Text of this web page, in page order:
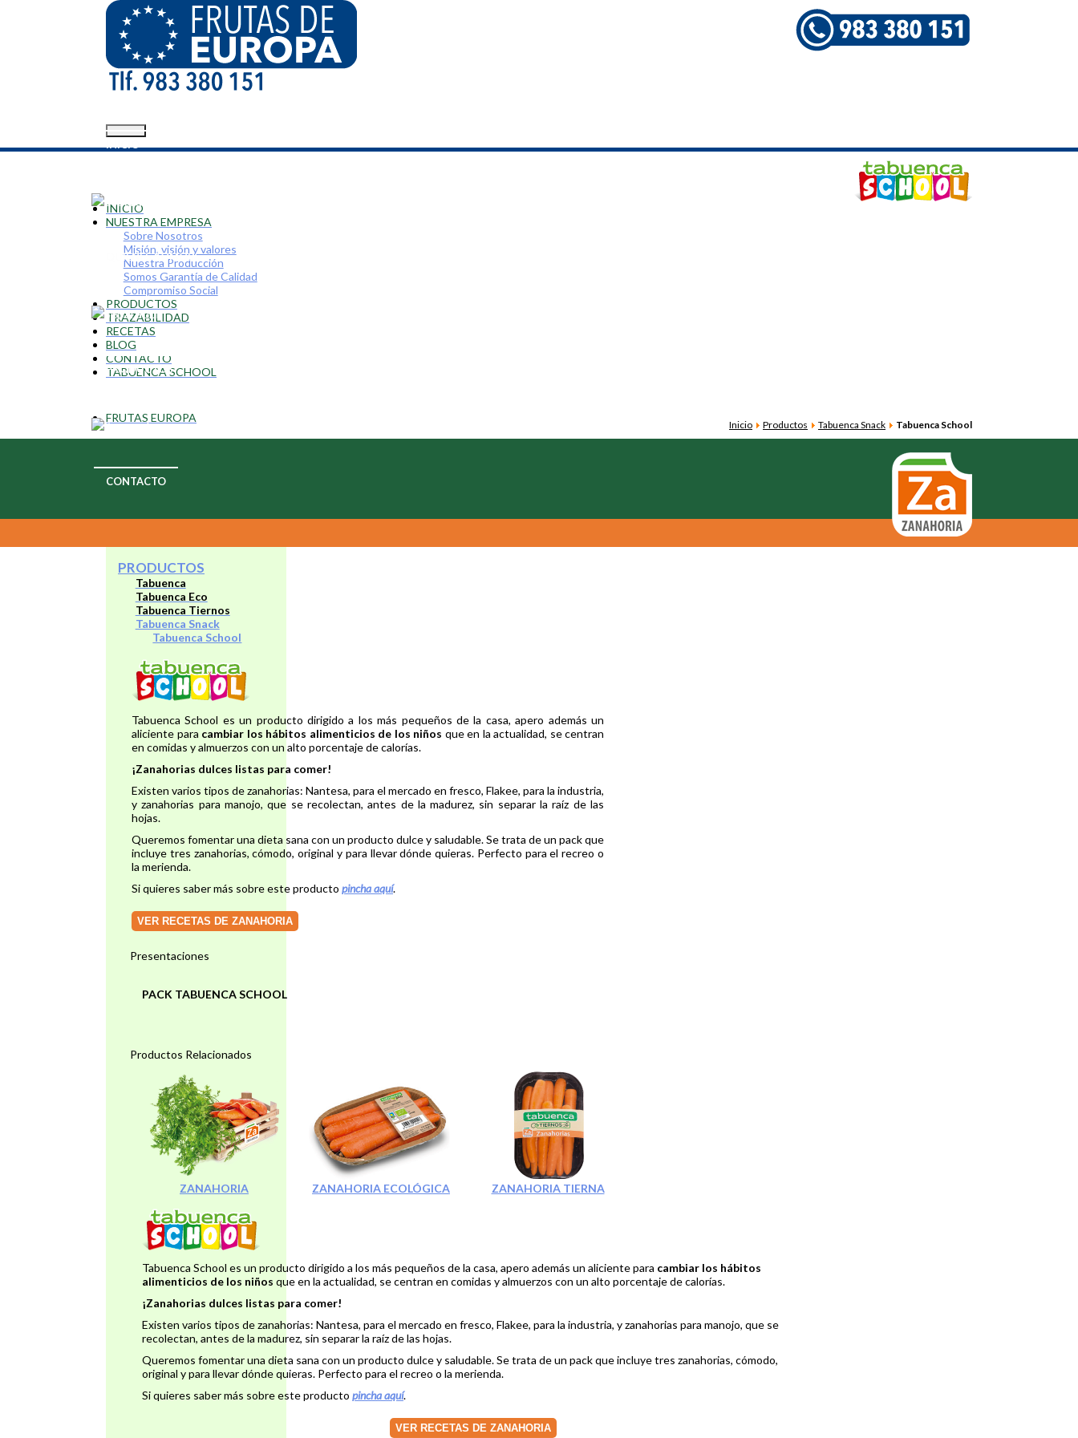
QUIÉNES SOMOS
PRODUCTOS
CONTACTO
INICIO
NUESTRA EMPRESA
Sobre Nosotros
Misión, visión y valores
Nuestra Producción
Somos Garantía de Calidad
Compromiso Social
PRODUCTOS
TRAZABILIDAD
RECETAS
BLOG
CONTACTO
TABUENCA SCHOOL
FRUTAS EUROPA Inicio Productos Tabuenca Snack Tabuenca School
PRODUCTOS
Tabuenca
Tabuenca Eco
Tabuenca Tiernos
Tabuenca Snack
Tabuenca School
Tabuenca School es un producto dirigido a los más pequeños de la casa, apero además un
aliciente para cambiar los hábitos alimenticios de los niños que en la actualidad, se centran
en comidas y almuerzos con un alto porcentaje de calorías.
¡Zanahorias dulces listas para comer!
Existen varios tipos de zanahorias: Nantesa, para el mercado en fresco, Flakee, para la industria,
y zanahorias para manojo, que se recolectan, antes de la madurez, sin separar la raíz de las
hojas.
Queremos fomentar una dieta sana con un producto dulce y saludable. Se trata de un pack que
incluye tres zanahorias, cómodo, original y para llevar dónde quieras. Perfecto para el recreo o
la merienda.
Si quieres saber más sobre este producto pincha aquí.
VER RECETAS DE ZANAHORIA
Presentaciones
PACK TABUENCA SCHOOL
Productos Relacionados
ZANAHORIA ZANAHORIA ECOLÓGICA ZANAHORIA TIERNA
Tabuenca School es un producto dirigido a los más pequeños de la casa, apero además un aliciente para cambiar los hábitos
alimenticios de los niños que en la actualidad, se centran en comidas y almuerzos con un alto porcentaje de calorías.
¡Zanahorias dulces listas para comer!
Existen varios tipos de zanahorias: Nantesa, para el mercado en fresco, Flakee, para la industria, y zanahorias para manojo, que se
recolectan, antes de la madurez, sin separar la raíz de las hojas.
Queremos fomentar una dieta sana con un producto dulce y saludable. Se trata de un pack que incluye tres zanahorias, cómodo,
original y para llevar dónde quieras. Perfecto para el recreo o la merienda.
Si quieres saber más sobre este producto pincha aquí.
VER RECETAS DE ZANAHORIA